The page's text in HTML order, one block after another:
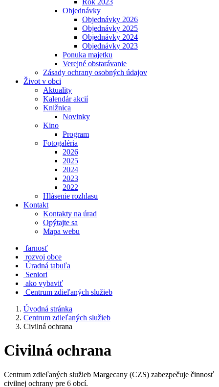
Rok 2023
Objednávky
Objednávky 2026
Objednávky 2025
Objednávky 2024
Objednávky 2023
Ponuka majetku
Verejné obstarávanie
Zásady ochrany osobných údajov
Život v obci
Aktuality
Kalendár akcií
Knižnica
Novinky
Kino
Program
Fotogaléria
2026
2025
2024
2023
2022
Hlásenie rozhlasu
Kontakt
Kontakty na úrad
Opýtajte sa
Mapa webu
farnosť
rozvoj obce
Úradná tabuľa
Seniori
ako vybaviť
Centrum zdieľaných služieb
Úvodná stránka
Centrum zdieľaných služieb
Civilná ochrana
Civilná ochrana
Centrum zdieľaných služieb Margecany (CZS) zabezpečuje činnosť
civilnej ochrany pre 6 obcí.